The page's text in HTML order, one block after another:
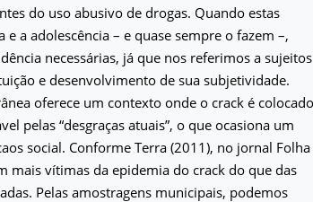
do uso abusivo de drogas. Quando estas
a adolescência – e quase sempre o fazem –,
necessárias, já que nos referimos a sujeitos
e desenvolvimento de sua subjetividade.
oferece um contexto onde o crack é colocado
pelas “desgraças atuais”, o que ocasiona um
social. Conforme Terra (2011), no jornal Folha
mais vítimas da epidemia do crack do que das
Pelas amostragens municipais, podemos